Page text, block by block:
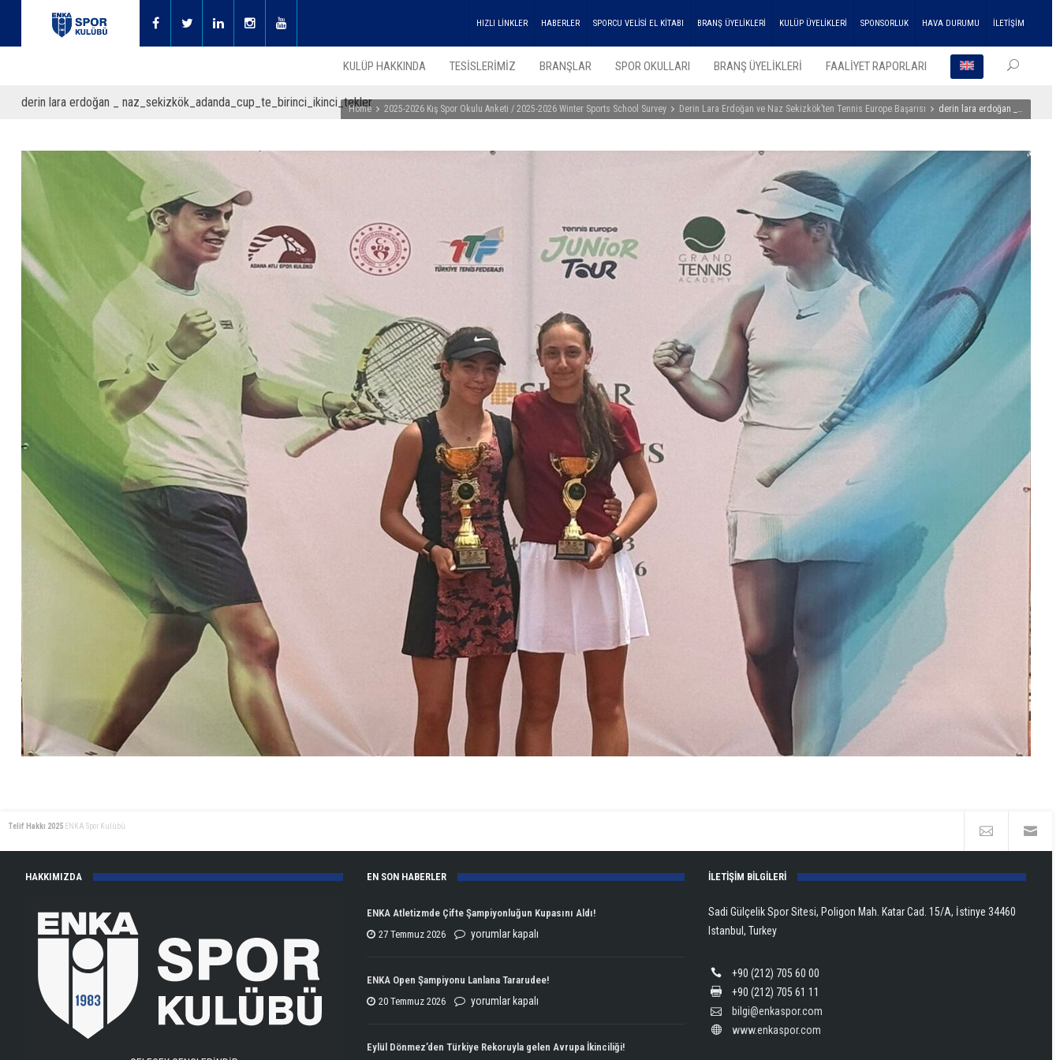
HIZLI LİNKLER HABERLER SPORCU VELİSİ EL KİTABI BRANŞ ÜYELİKLERİ KULÜP ÜYELİKLERİ SPONSORLUK HAVA DURUMU İLETİŞİM
KULÜP HAKKINDA TESİSLERİMİZ BRANŞLAR SPOR OKULLARI BRANŞ ÜYELİKLERİ FAALİYET RAPORLARI
derin lara erdoğan _ naz_sekizkök_adanda_cup_te_birinci_ikinci_tekler
Home 2025-2026 Kış Spor Okulu Anketi / 2025-2026 Winter Sports School Survey Derin Lara Erdoğan ve Naz Sekizkök’ten Tennis Europe Başarısı derin lara erdoğan _…
Telif Hakkı 2025 ENKA Spor Kulübü
HAKKIMIZDA EN SON HABERLER
ENKA Atletizmde Çifte Şampiyonluğun Kupasını Aldı!
27 Temmuz 2026
ENKA
Çifte
Şampiyonluğun
Aldı!
yorumlar kapalı
ENKA Open Şampiyonu Lanlana Tararudee!
20 Temmuz 2026
ENKA
Şampiyonu
yorumlar kapalı
Eylül Dönmez’den Türkiye Rekoruyla gelen Avrupa İkinciliği!
İLETİŞİM BİLGİLERİ
Sadi Gülçelik Spor Sitesi, Poligon Mah. Katar Cad. 15/A, İstinye 34460
Istanbul, Turkey
+90 (212) 705 60 00
+90 (212) 705 61 11
bilgi@enkaspor.com
www.enkaspor.com